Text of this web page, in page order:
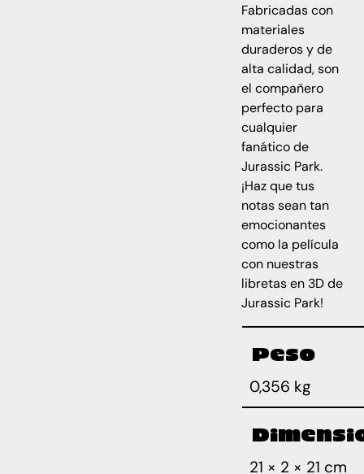
Fabricadas con
materiales
duraderos y de
alta calidad, son
el compañero
perfecto para
cualquier
fanático de
Jurassic Park.
¡Haz que tus
notas sean tan
emocionantes
como la película
con nuestras
libretas en 3D de
Jurassic Park!
Peso
0,356 kg
21 × 2 × 21 cm